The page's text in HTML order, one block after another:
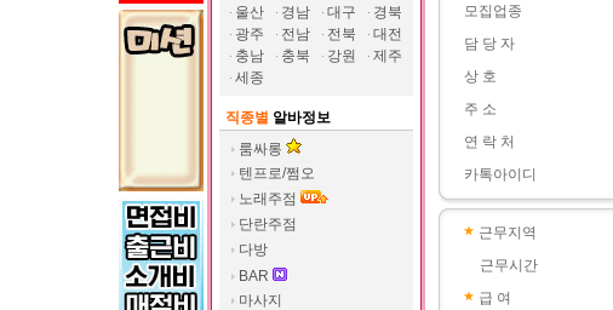
울산
경남 대구
경북
광주
전남 전북
대전
충남
충북 강원
제주
세종
직종별 알바정보
룸싸롱
텐프로/쩜오
노래주점
단란주점
다방
BAR
마사지
모집업종
담 당 자
상 호
주 소
연 락 처
카톡아이디
근무지역
근무시간
급 여